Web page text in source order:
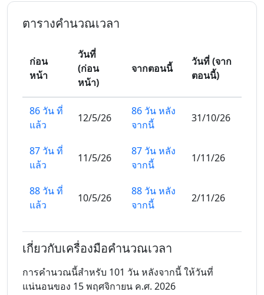
ตารางคำนวณเวลา
ก่อน
หน้า
วันที่
(ก่อน
หน้า)
จากตอนนี้
วันที่ (จาก
ตอนนี้)
86 วัน ที่
แล้ว
12/5/26
86 วัน หลัง
จากนี้
31/10/26
87 วัน ที่
แล้ว
11/5/26
87 วัน หลัง
จากนี้
1/11/26
88 วัน ที่
แล้ว
10/5/26
88 วัน หลัง
จากนี้
2/11/26
89 วัน ที่
แล้ว
9/5/26
89 วัน หลัง
จากนี้
90 วัน ที่
แล้ว
8/5/26
90 วัน หลัง
จากนี้
4/11/26
เกี่ยวกับเครื่องมือคำนวณเวลา
การคำนวณนี้สำหรับ 101 วัน หลังจากนี้ ให้วันที่
แน่นอนของ 15 พฤศจิกายน ค.ศ. 2026